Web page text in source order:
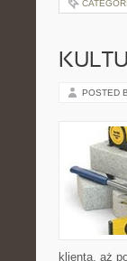
POSTED
klienta, aż